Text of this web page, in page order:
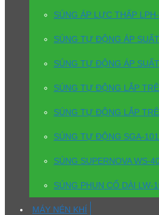
SÚNG ÁP LỰC THẤP
SÚNG TỰ ĐỘNG ÁP
SÚNG TỰ ĐỘNG ÁP
SÚNG TỰ ĐỘNG LẮP
SÚNG TỰ ĐỘNG LẮP
SÚNG TỰ ĐỘNG SGA-
SÚNG SUPERNOVA WS-
SÚNG PHUN CỔ DÀI LW-
MÁY NÉN KHÍ